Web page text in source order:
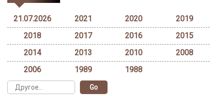
21.07.2026 2021 2020
2019
2018
2017 2016
2015
2014
2013 2010
2008
2006
1989 1988